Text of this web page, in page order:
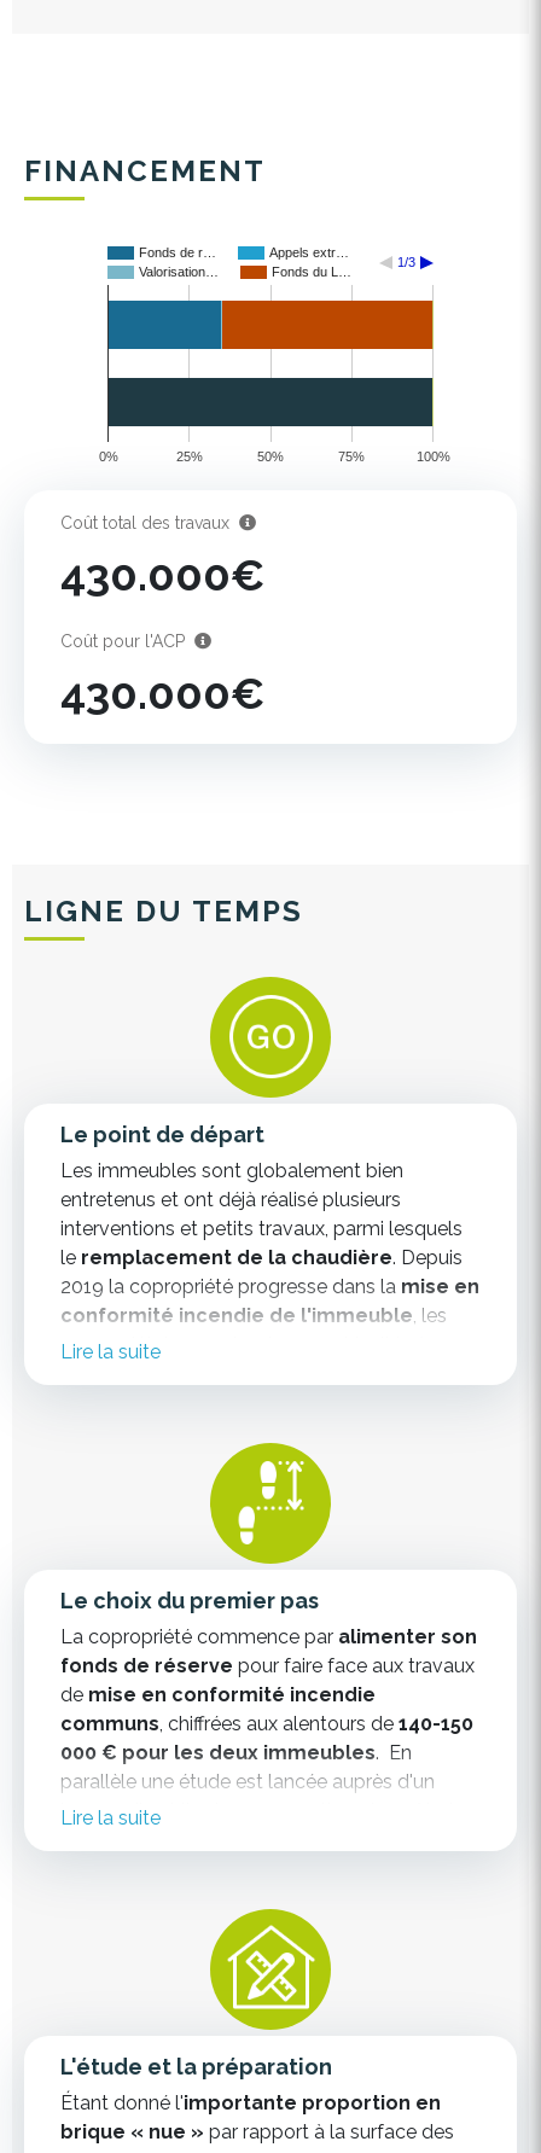
FINANCEMENT
Fonds de r…
Appels extr…
Valorisation…
Fonds du L…
1/3
0% 25% 50% 75% 100%
Coût total des travaux
430.000€
Coût pour l'ACP
430.000€
LIGNE DU TEMPS
Le point de départ
Les immeubles sont globalement bien
entretenus et ont déjà réalisé plusieurs
interventions et petits travaux, parmi lesquels
le remplacement de la chaudière. Depuis
2019 la copropriété progresse dans la mise en
conformité incendie de l'immeuble , les
copropriétaires sont notamment invités à
parties communes.
façade arrière
Il y a un danger de chute de béton au niveau
Lire la suite
Le choix du premier pas
La copropriété commence par alimenter son
fonds de réserve pour faire face aux travaux
de mise en conformité incendie
communs , chiffrées aux alentours de 140-150
000 € pour les deux immeubles. En
parallèle une étude est lancée auprès d'un
bureau d'architecture pour estimer le coût et
Lire la suite
L'étude et la préparation
Étant donné l'importante proportion en
brique « nue » par rapport à la surface des